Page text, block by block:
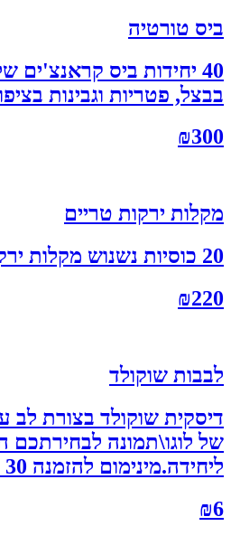
ביס טורטיה
40 יחידות ביס
בבצל, פטריות וגבינות
₪300
מקלות ירקות טריים
20 כוסיות נשנוש מקלות ירקות טריים
₪220
לבבות שוקולד
דיסקית שוקולד בצורת
של לוגו\תמונה לבחירתכם
ליחידה.מינימום להזמנה 30 יחידות
₪6